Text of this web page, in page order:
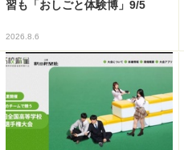
習も「おしごと体験博」9/5
2026.8.6